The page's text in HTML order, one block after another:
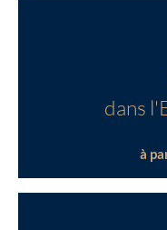
dans
à